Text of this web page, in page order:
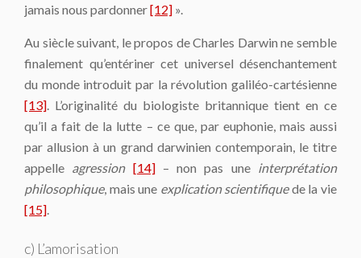
jamais nous pardonner[12] ».
Au siècle suivant, le propos de Charles Darwin ne semble
finalement qu’entériner cet universel désenchantement
du monde introduit par la révolution galiléo-cartésienne
[13]. L’originalité du biologiste britannique tient en ce
qu’il a fait de la lutte – ce que, par euphonie, mais aussi
par allusion à un grand darwinien contemporain, le titre
appelle agression [14]– non pas une interprétation
philosophique, mais une explication scientifiquede la vie
[15].
c) L’amorisation